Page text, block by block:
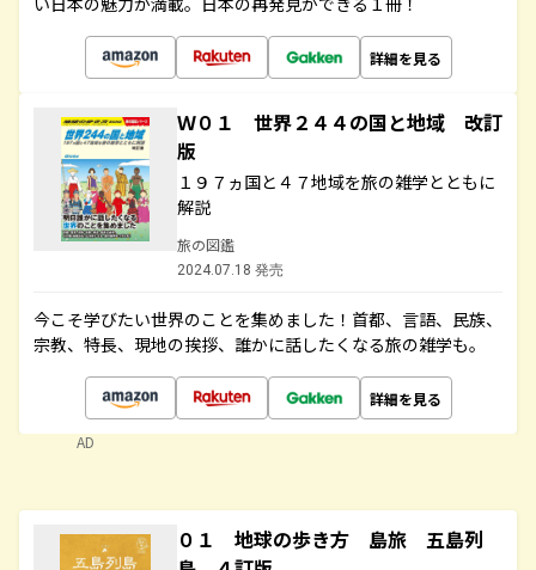
詳細を見る
Ｗ０１ 世界２４４の国と地域 改訂
版
１９７ヵ国と４７地域を旅の雑学とともに
解説
旅の図鑑
2024.07.18 発売
今こそ学びたい世界のことを集めました！首都、言語、民族、
宗教、特長、現地の挨拶、誰かに話したくなる旅の雑学も。
詳細を見る
AD
０１ 地球の歩き方 島旅 五島列